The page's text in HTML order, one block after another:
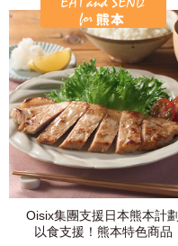
Oisix集團支援日本熊本計劃
以食支援！熊本特色商品